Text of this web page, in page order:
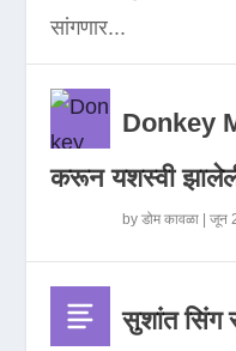
सांगणार...
Donkey
करून यशस्वी
byडोम कावळा |जून
सुशांत सिंग